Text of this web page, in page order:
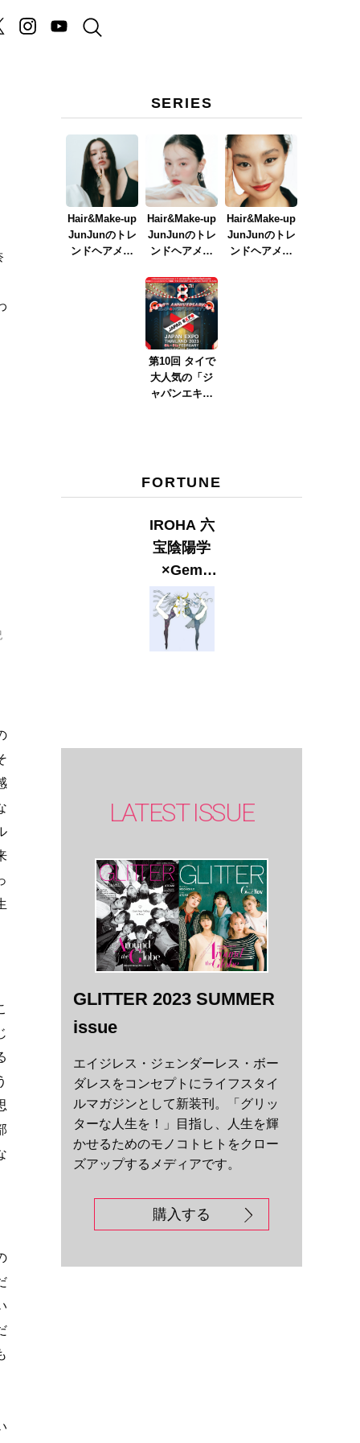
SERIES
Hair&Make-up
JunJunのトレ
ンドヘアメイ
Hair&Make-up
JunJunのトレ
ンドヘアメイ
イク
ver.2023』
Hair&Make-up
JunJunのトレ
ンドヘアメイ
第10回 タイで
大人気の「ジ
ャパンエキス
FORTUNE
IROHA 六
宝陰陽学
×Gem
Muse
【GLITTER
2023
LATEST ISSUE
GLITTER 2023 SUMMER
issue
エイジレス・ジェンダーレス・ボー
ダレスをコンセプトにライフスタイ
ルマガジンとして新装刊。「グリッ
ターな人生を！」目指し、人生を輝
かせるためのモノコトヒトをクロー
ズアップするメディアです。
購入する